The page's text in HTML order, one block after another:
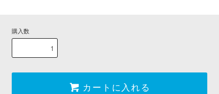
購入数
カートに入れる